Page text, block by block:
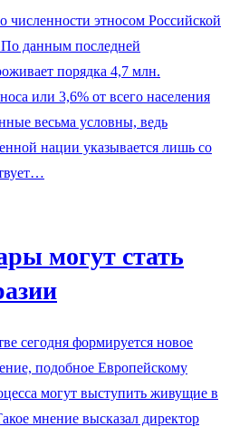
численности этносом Российской
данным последней
порядка 4,7 млн.
или 3,6% от всего населения
весьма условны, ведь
нации указывается лишь со
могут стать
сегодня формируется новое
подобное Европейскому
могут выступить живущие в
мнение высказал директор